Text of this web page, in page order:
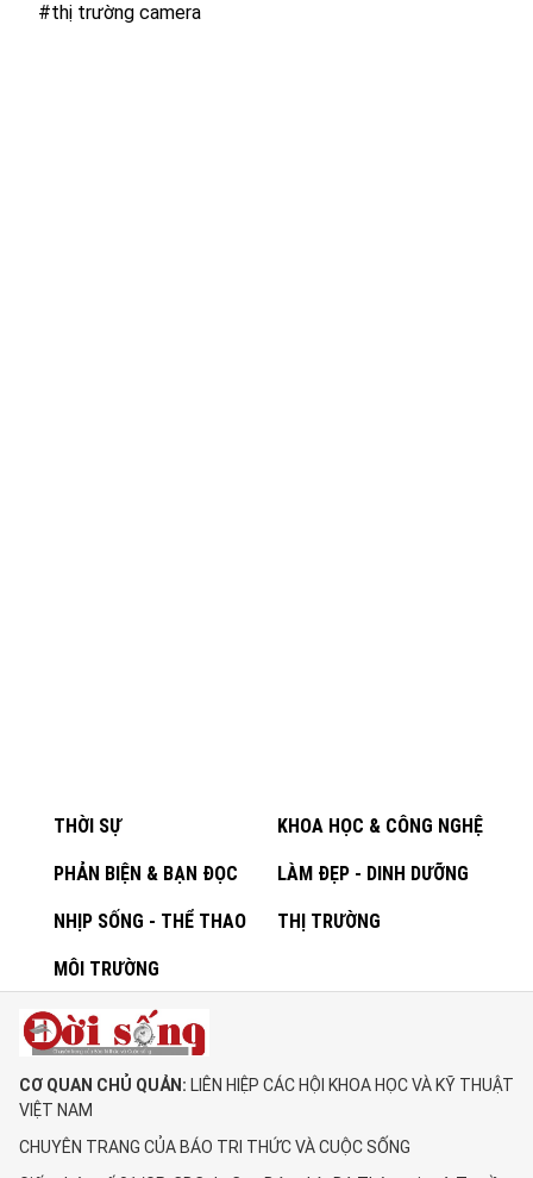
#thị trường camera
THỜI SỰ KHOA HỌC & CÔNG NGHỆ
PHẢN BIỆN & BẠN ĐỌC LÀM ĐẸP - DINH DƯỠNG
NHỊP SỐNG - THỂ THAO THỊ TRƯỜNG
MÔI TRƯỜNG
CƠ QUAN CHỦ QUẢN: LIÊN HIỆP CÁC HỘI KHOA HỌC VÀ KỸ THUẬT
VIỆT NAM
CHUYÊN TRANG CỦA BÁO TRI THỨC VÀ CUỘC SỐNG